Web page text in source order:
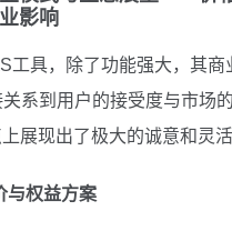
影响
工具，除了功能强大，其商
系到用户的接受度与市场的
展现出了极大的诚意和灵活
与权益方案